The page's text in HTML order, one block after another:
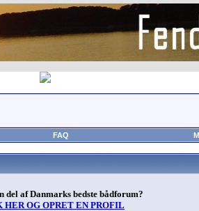
FAQ
del af Danmarks bedste bådforum?
HER OG OPRET EN PROFIL